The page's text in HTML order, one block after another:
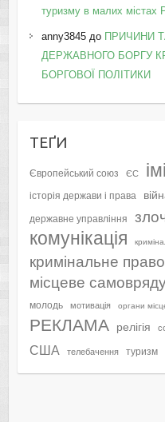
туризму в малих містах
anny3845до ПРИЧИНИ
ДЕРЖАВНОГО БОРГУ
БОРГОВОЇ ПОЛІТИКИ
ТЕҐИ
Європейський союз ЄС
історія держави і права
державне управління
комунікація
кримінальне право
місцеве
молодь мотивація органи
РЕКЛАМА релігія
США телебачення туризм